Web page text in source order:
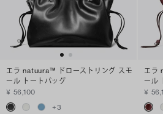
エラ natuura™ ドローストリング スモ
ール トートバッグ
¥ 56,100
+3
エラ
ール
¥